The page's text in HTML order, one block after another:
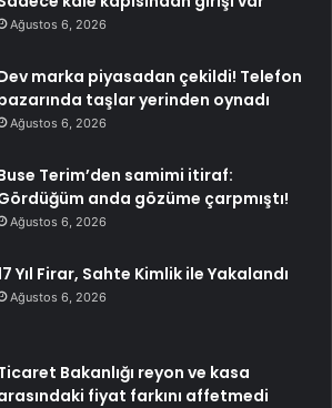
Ağustos 6, 2026
marka piyasadan çekildi! Telefon
taşlar yerinden oynadı
Ağustos 6, 2026
Terim’den samimi itiraf:
anda gözüme çarpmıştı!
Ağustos 6, 2026
Yıl Firar, Sahte Kimlik ile Yakalandı
Ağustos 6, 2026
Bakanlığı reyon ve kasa
fiyat farkını affetmedi